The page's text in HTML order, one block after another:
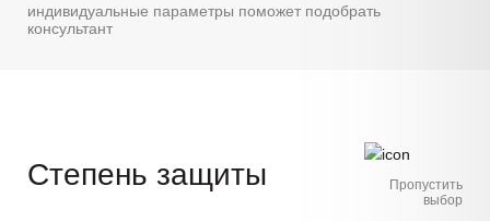
индивидуальные параметры поможет подобрать
консультант
Степень защиты
Пропустить
выбор